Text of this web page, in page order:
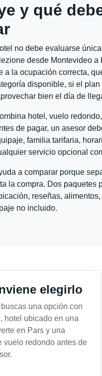
y qué
no debe evaluarse
desde Montevideo
a la ocupación correcta,
disponible, si el
bien el día de
hotel, vuelo
de pagar, un asesor
familia tarifaria,
servicio opcional
a comparar porque
la compra. Dos paquetes
reseñas,
no incluido.
elegirlo
una opción con
hotel ubicado en una
en Pars y una
vuelo redondo antes de